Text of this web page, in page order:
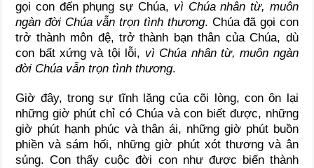
gọi con đến phụng sự Chúa, vì Chúa nhân từ, muôn
ngàn đời Chúa vẫn trọn tình thương. Chúa đã gọi con
trở thành môn đệ, trở thành bạn thân của Chúa, dù
con bất xứng và tội lỗi, vì Chúa nhân từ, muôn ngàn
đời Chúa vẫn trọn tình thương.
Giờ đây, trong sự tĩnh lặng của cõi lòng, con ôn lại
những giờ phút chỉ có Chúa và con biết được, những
giờ phút hạnh phúc và thân ái, những giờ phút buồn
phiền và sám hối, những giờ phút xót thương và ân
sủng. Con thấy cuộc đời con như được biến thành